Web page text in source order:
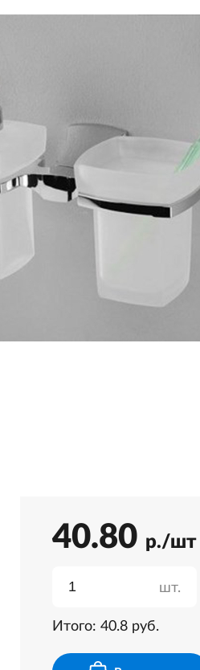
40.80 р./шт
шт.
Итого: 40.8 руб.